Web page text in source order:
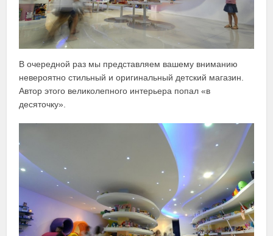
В очередной раз мы представляем вашему вниманию
невероятно стильный и оригинальный детский магазин.
Автор этого великолепного интерьера попал «в
десяточку».